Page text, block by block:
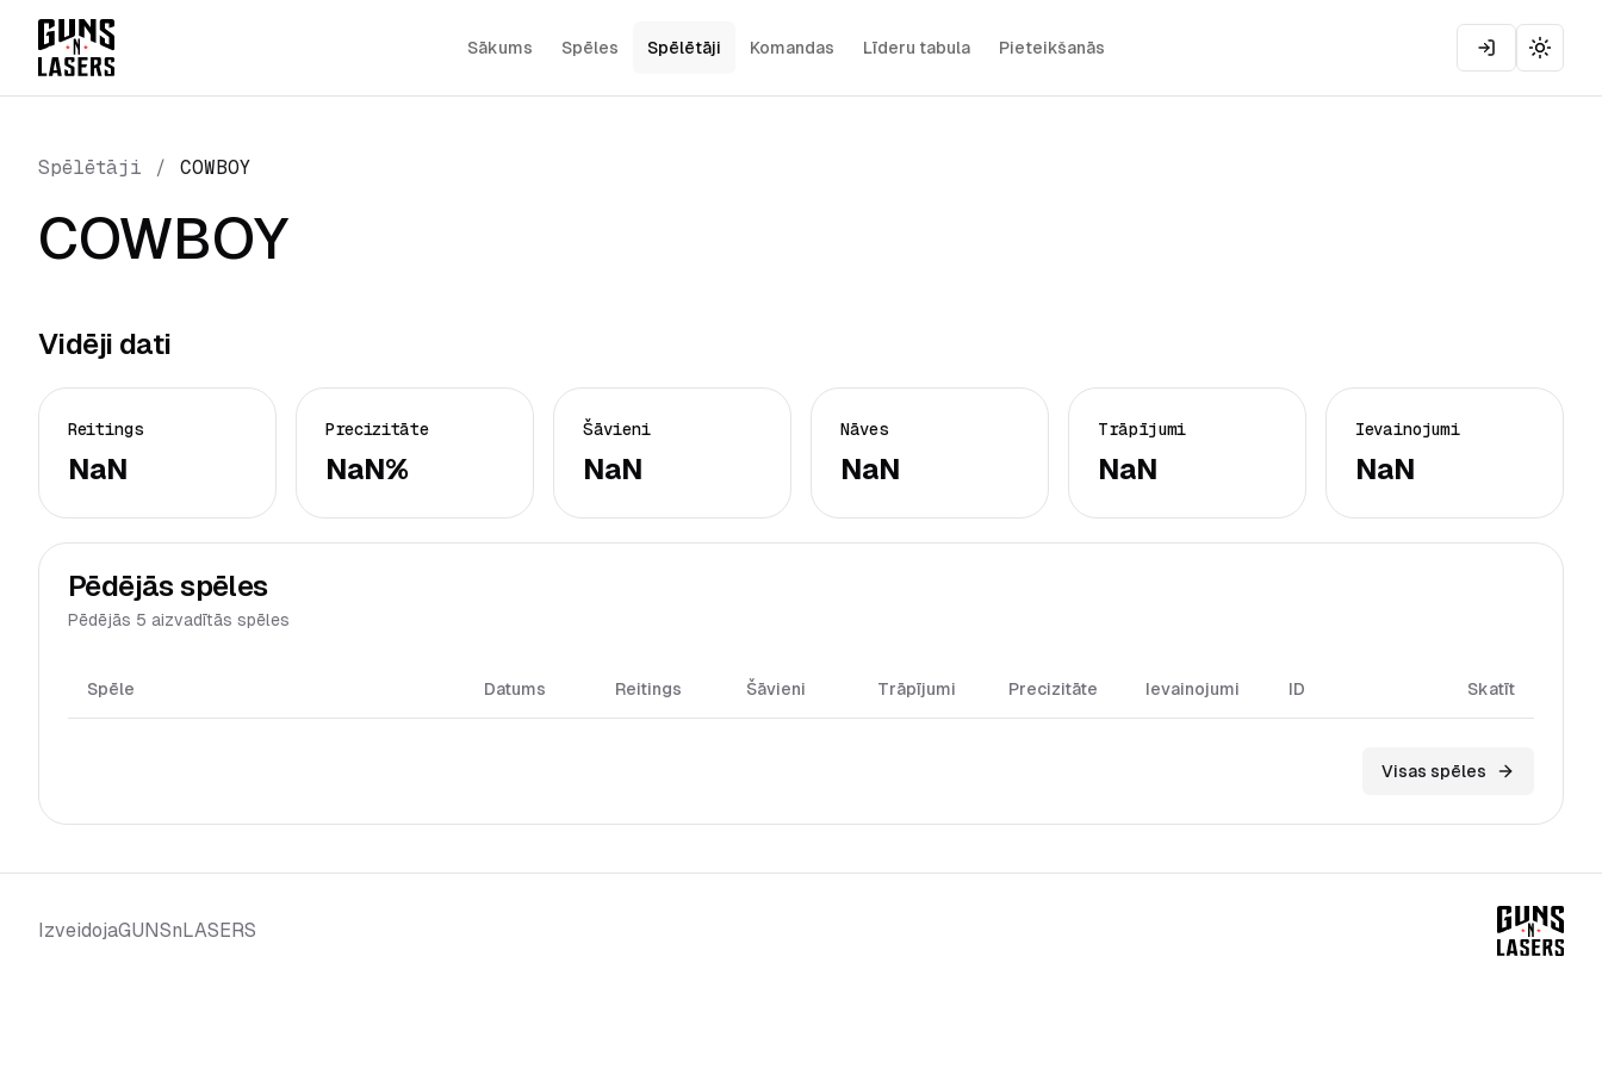
Sākums Spēles Spēlētāji Komandas Līderu tabula Pieteikšanās
Toggle
Spēlētāji / COWBOY
COWBOY
Vidēji dati
Reitings
NaN
Precizitāte
NaN%
Šāvieni
NaN
Nāves
NaN
Trāpījumi
NaN
Ievainojumi
NaN
Pēdējās spēles
Pēdējās 5 aizvadītās spēles
Spēle Datums Reitings Šāvieni Trāpījumi Precizitāte Ievainojumi ID Skatīt
Visas spēles
IzveidojaGUNSnLASERS